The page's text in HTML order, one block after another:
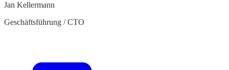
Jan Kellermann
Geschäftsführung / CTO